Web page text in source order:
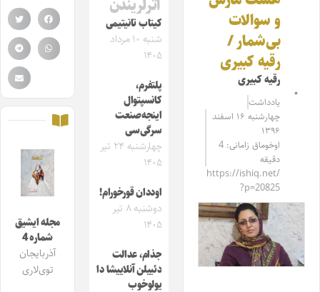
و سوالات
بی‌شمار /
رقیه کبیری
رقیه کبیری
یادداشت
چهارشنبه ۱۶ اسفند
۱۳۹۶
اوخوماق زامانی: 4
دقیقه
https://ishiq.net/
?p=20825
اثرلریندن
کیتاب تانیتیمی
شنبه ۱۰ مرداد
۱۴۰۵
پلتفرم،
کانسپتوال
اینجه‌صنعت
سرگی‌سی
چهارشنبه ۲۴ تیر
۱۴۰۵
اوددان قورخورام!
دوشنبه ۸ تیر
۱۴۰۵
جذام، عدالت
دئییلن آنلاییشا دا
یولوخوب
مجله ایشیق
شماره 4
آذربایجان
توی‌لاری